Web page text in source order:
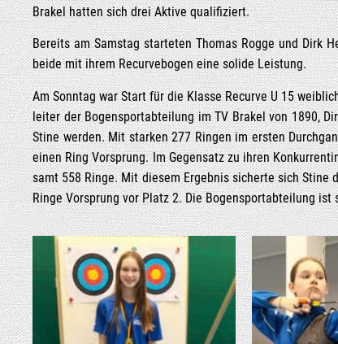
Bra­kel hat­ten sich drei Akti­ve qualifiziert.
Bereits am Sams­tag star­te­ten Tho­mas Rog­ge und Dirk
bei­de mit ihrem Recur­ve­bo­gen eine soli­de Leistung.
Am Sonn­tag war Start für die Klas­se Recur­ve U 15
lei­ter der Bogen­sport­ab­tei­lung im TV Bra­kel von 1890,
Sti­ne wer­den. Mit star­ken 277 Rin­gen im ers­ten
einen Ring Vor­sprung. Im Gegen­satz zu ihren
samt 558 Rin­ge. Mit die­sem Ergeb­nis sicher­te sich
Rin­ge Vor­sprung vor Platz 2. Die Bogen­sport­ab­tei­lung ist